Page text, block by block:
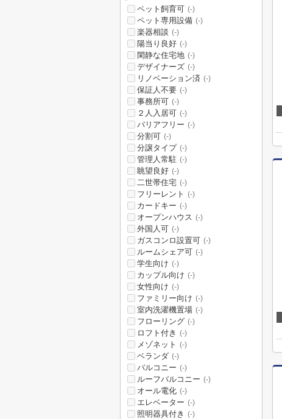
ペット飼育可 (-)
ペット専用設備 (-)
楽器相談 (-)
陽当り良好 (-)
閑静な住宅地 (-)
デザイナーズ (-)
リノベーション済 (-)
保証人不要 (-)
事務所可 (-)
２人入居可 (-)
バリアフリー (-)
分割可 (-)
分譲タイプ (-)
管理人常駐 (-)
眺望良好 (-)
二世帯住宅 (-)
フリーレント (-)
カードキー (-)
オープンハウス (-)
外国人可 (-)
ガスコンロ設置可 (-)
ルームシェア可 (-)
学生向け (-)
カップル向け (-)
女性向け (-)
ファミリー向け (-)
室内洗濯機置場 (-)
フローリング (-)
ロフト付き (-)
メゾネット (-)
ベランダ (-)
バルコニー (-)
ルーフバルコニー (-)
オール電化 (-)
エレベーター (-)
照明器具付き (-)